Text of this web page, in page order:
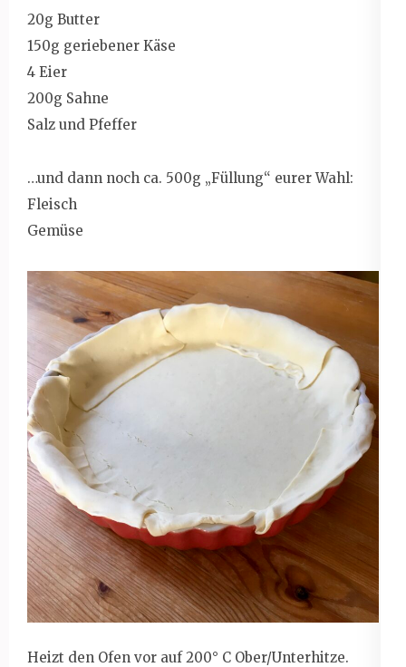
20g Butter
150g geriebener Käse
4 Eier
200g Sahne
Salz und Pfeffer
…und dann noch ca. 500g „Füllung“ eurer Wahl:
Fleisch
Gemüse
Heizt den Ofen vor auf 200° C Ober/Unterhitze.